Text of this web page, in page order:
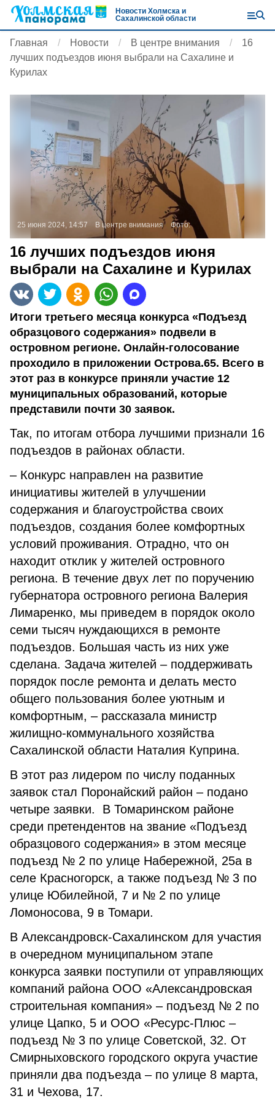
Новости Холмска и
Сахалинской области
Главная Новости В центре внимания
16
лучших подъездов июня выбрали на Сахалине и
Курилах
25 июня 2024, 14:57 В центре внимания Фото:
16 лучших подъездов июня
выбрали на Сахалине и Курилах
Итоги третьего месяца конкурса «Подъезд
образцового содержания» подвели в
островном регионе. Онлайн-голосование
проходило в приложении Острова.65. Всего в
этот раз в конкурсе приняли участие 12
муниципальных образований, которые
представили почти 30 заявок.
Так, по итогам отбора лучшими признали 16
подъездов в районах области.
– Конкурс направлен на развитие
инициативы жителей в улучшении
содержания и благоустройства своих
подъездов, создания более комфортных
условий проживания. Отрадно, что он
находит отклик у жителей островного
региона. В течение двух лет по поручению
губернатора островного региона Валерия
Лимаренко, мы приведем в порядок около
семи тысяч нуждающихся в ремонте
подъездов. Большая часть из них уже
сделана. Задача жителей – поддерживать
порядок после ремонта и делать место
общего пользования более уютным и
комфортным, – рассказала министр
жилищно-коммунального хозяйства
Сахалинской области Наталия Куприна.
В этот раз лидером по числу поданных
заявок стал Поронайский район – подано
четыре заявки. В Томаринском районе
среди претендентов на звание «Подъезд
образцового содержания» в этом месяце
подъезд № 2 по улице Набережной, 25а в
селе Красногорск, а также подъезд № 3 по
улице Юбилейной, 7 и № 2 по улице
Ломоносова, 9 в Томари.
В Александровск-Сахалинском для участия
в очередном муниципальном этапе
конкурса заявки поступили от управляющих
компаний района ООО «Александровская
строительная компания» – подъезд № 2 по
улице Цапко, 5 и ООО «Ресурс-Плюс –
подъезд № 3 по улице Советской, 32. От
Смирныховского городского округа участие
приняли два подъезда – по улице 8 марта,
31 и Чехова, 17.